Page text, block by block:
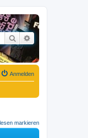
Suche
Anmelden
markieren